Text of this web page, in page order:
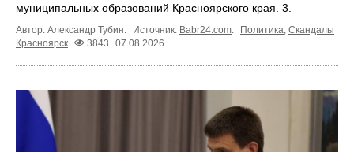
муниципальных образований Красноярского края. 3.
Автор: Александр Тубин. Источник: Babr24.com. Политика, Скандалы
Красноярск
3843 07.08.2026